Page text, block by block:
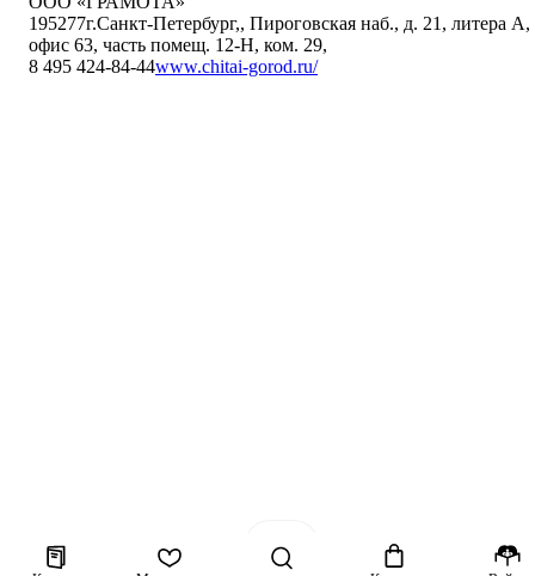
195277г.Санкт-Петербург,, Пироговская наб., д. 21, литера А,
офис 63, часть помещ. 12-Н, ком. 29,
8 495 424-84-44www.chitai-gorod.ru/